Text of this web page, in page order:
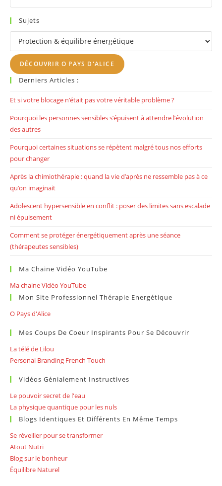
Sujets
Sujets
DÉCOUVRIR O PAYS D'ALICE
Derniers Articles :
Et si votre blocage n’était pas votre véritable problème ?
Pourquoi les personnes sensibles s’épuisent à attendre l’évolution
des autres
Pourquoi certaines situations se répètent malgré tous nos efforts
pour changer
Après la chimiothérapie : quand la vie d’après ne ressemble pas à ce
qu’on imaginait
Adolescent hypersensible en conflit : poser des limites sans escalade
ni épuisement
Comment se protéger énergétiquement après une séance
(thérapeutes sensibles)
Ma Chaine Vidéo YouTube
Ma chaine Vidéo YouTube
Mon Site Professionnel Thérapie Energétique
O Pays d'Alice
Mes Coups De Coeur Inspirants Pour Se Découvrir
La télé de Lilou
Personal Branding French Touch
Vidéos Génialement Instructives
Le pouvoir secret de l'eau
La physique quantique pour les nuls
Blogs Identiques Et Différents En Même Temps
Se réveiller pour se transformer
Atout Nutri
Blog sur le bonheur
Équilibre Naturel